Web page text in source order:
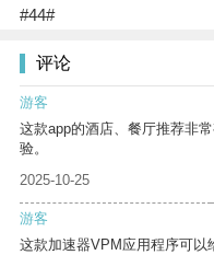
#44#
评论
游客
这款app的酒店、餐厅推荐非
验。
2025-10-25
游客
这款加速器VPM应用程序可以